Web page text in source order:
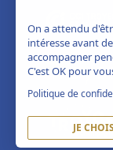
On a attendu
intéresse avant
accompagner
C'est OK pour
Politique de
JE